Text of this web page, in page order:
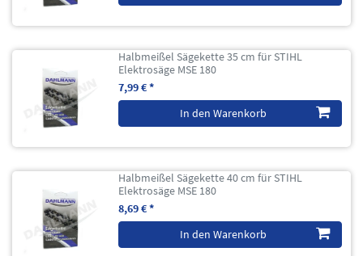
Halbmeißel Sägekette 35 cm für STIHL
Elektrosäge MSE 180
7,99 € *
In den Warenkorb
Halbmeißel Sägekette 40 cm für STIHL
Elektrosäge MSE 180
8,69 € *
In den Warenkorb